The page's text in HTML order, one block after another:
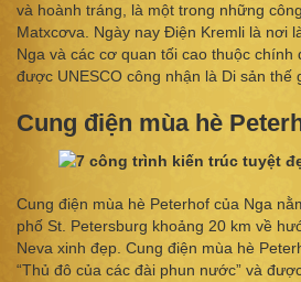
và hoành tráng, là một trong những
Matxcơva. Ngày nay Điện Kremli là nơi
Nga và các cơ quan tối cao thuộc chính
được UNESCO công nhận là Di sản thế
Cung điện mùa hè
Cung điện mùa hè Peterhof của Nga
phố St. Petersburg khoảng 20 km về
Neva xinh đẹp. Cung điện mùa hè
“Thủ đô của các đài phun nước” và